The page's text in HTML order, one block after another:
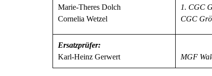
Marie-Theres Dolch
Cornelia Wetzel
1. CGC
CGC
Ersatzprüfer:
Karl-Heinz Gerwert
MGF